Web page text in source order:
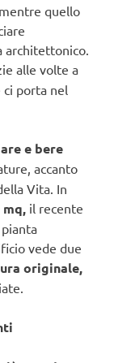
quello
architettonico.
alle volte a
porta nel
e bere
accanto
Vita. In
mq, il recente
vede due
originale,